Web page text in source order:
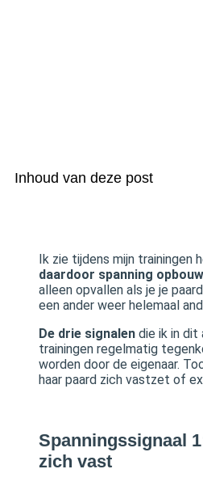
Inhoud van deze post
Ik zie tijdens mijn trainingen
daardoor spanning
alleen opvallen als je je
een ander weer helemaal
De drie signalen die ik in dit
trainingen regelmatig
worden door de eigenaar.
haar paard zich vastzet of
Spanningssignaal
zich vast